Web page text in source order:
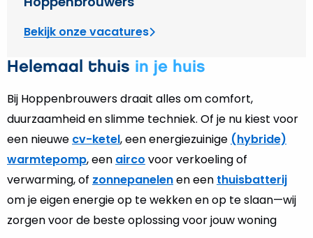
Bekijk onze vacatures
Helemaal thuis in je huis
Bij Hoppenbrouwers draait alles om comfort,
duurzaamheid en slimme techniek. Of je nu kiest voor
een nieuwe cv-ketel, een energiezuinige (hybride)
warmtepomp, een airco voor verkoeling of
verwarming, of zonnepanelenen een thuisbatterij
om je eigen energie op te wekken en op te slaan—wij
zorgen voor de beste oplossing voor jouw woning